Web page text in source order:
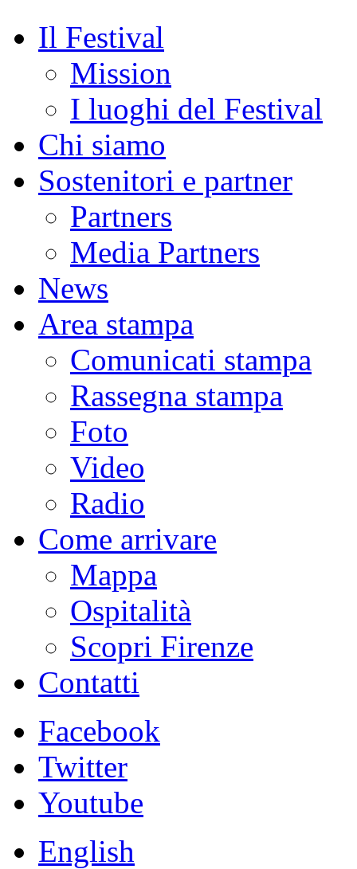
Il Festival
Mission
I luoghi del Festival
Chi siamo
Sostenitori e partner
Partners
Media Partners
News
Area stampa
Comunicati stampa
Rassegna stampa
Foto
Video
Radio
Come arrivare
Mappa
Ospitalità
Scopri Firenze
Contatti
Facebook
Twitter
Youtube
English